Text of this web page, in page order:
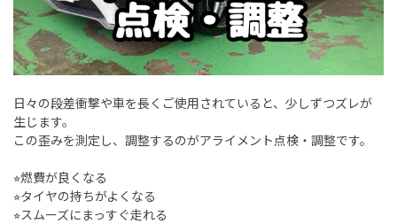
日々の段差衝撃や車を長くご使用されていると、少しずつズレが
生じます。
この歪みを測定し、調整するのがアライメント点検・調整です。
⭐︎燃費が良くなる
⭐︎タイヤの持ちがよくなる
⭐︎スムーズにまっすぐ走れる